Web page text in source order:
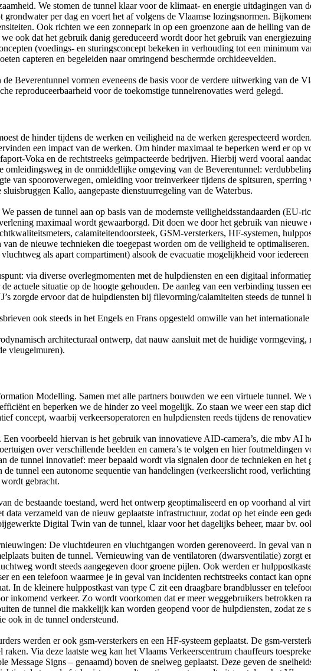
We stomen de tunnel klaar voor de klimaat- en energie uitdagingen van
per dag en voert het af volgens de Vlaamse lozingsnormen.
Ook richten we een zonnepark in op een groenzone aan de helling van
ook dat het gebruik danig gereduceerd wordt door het gebruik van
(voedings- en sturingsconcept bekeken in verhouding tot een minimum
capteren en begeleiden naar omringend beschermde orchideevelden.
Beverentunnel vormen eveneens de basis voor de verdere uitwerking van de
reproduceerbaarheid voor de toekomstige tunnelrenovaties werd gelegd.
de hinder tijdens de werken en veiligheid na de werken gerespecteerd
een impact van de werken. Om hinder maximaal te beperken werd er op
Voka en de rechtstreeks geïmpacteerde bedrijven. Hierbij werd vooral
omleidingsweg in de onmiddellijke omgeving van de Beverentunnel:
van spooroverwegen, omleiding voor treinverkeer tijdens de spitsuren,
Kallo, aangepaste dienstuurregeling van de Waterbus.
passen de tunnel aan op basis van de modernste veiligheidsstandaarden
maximaal wordt gewaarborgd. Dit doen we door het gebruik van
calamiteitendoorsteek, GSM-versterkers, HF-systemen,
de nieuwe technieken die toegepast worden om de veiligheid te
als apart compartiment) alsook de evacuatie mogelijkheid voor
via diverse overlegmomenten met de hulpdiensten en een digitaal
actuele situatie op de hoogte gehouden. De aanleg van een verbinding tussen
zorgde ervoor dat de hulpdiensten bij filevorming/calamiteiten steeds de tunnel
ook steeds in het Engels en Frans opgesteld omwille van het
architecturaal ontwerp, dat nauw aansluit met de huidige
vleugelmuren).
Modelling. Samen met alle partners bouwden we een virtuele tunnel.
en beperken we de hinder zo veel mogelijk. Zo staan we weer een stap
concept, waarbij verkeersoperatoren en hulpdiensten reeds tijdens de
voorbeeld hiervan is het gebruik van innovatieve AID-camera’s, die mbv AI
over verschillende beelden en camera’s te volgen en hier foutmeldingen
de tunnel innovatief: meer bepaald wordt via signalen door de technieken en
tunnel een autonome sequentie van handelingen (verkeerslicht rood,
gebracht.
de bestaande toestand, werd het ontwerp geoptimaliseerd en op voorhand al
verzameld van de nieuw geplaatste infrastructuur, zodat op het einde een
Digital Twin van de tunnel, klaar voor het dagelijks beheer, maar bv.
De vluchtdeuren en vluchtgangen worden gerenoveerd. In geval van
buiten de tunnel. Vernieuwing van de ventilatoren (dwarsventilatie) zorgt
wordt steeds aangegeven door groene pijlen. Ook werden er
en een telefoon waarmee je in geval van incidenten rechtstreeks contact kan
In de kleinere hulppostkast van type C zit een draagbare brandblusser en
inkomend verkeer. Zo wordt voorkomen dat er meer weggebruikers betrokken
de tunnel die makkelijk kan worden geopend voor de hulpdiensten, zodat ze
ook in de tunnel ondersteund.
werden er ook gsm-versterkers en een HF-systeem geplaatst. De gsm-
Via deze laatste weg kan het Vlaams Verkeerscentrum chauffeurs
Signs – genaamd) boven de snelweg geplaatst. Deze geven de